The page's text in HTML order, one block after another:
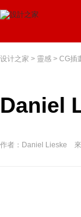
设计之家 > 靈感 > CG插
Daniel
作者：Daniel Lieske